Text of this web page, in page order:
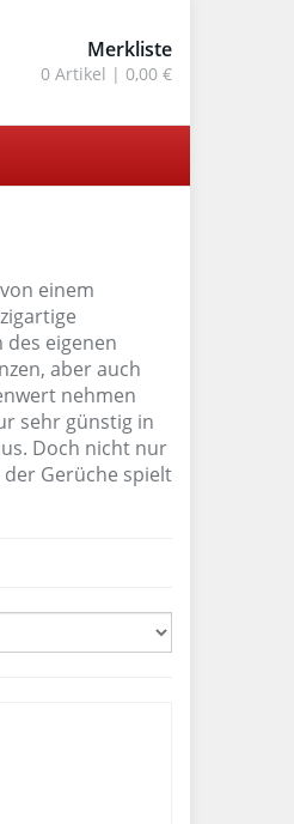
Merkliste
0 Artikel | 0,00 €
einem
eigenen
aber auch
nehmen
sehr günstig in
Doch nicht nur
Gerüche spielt